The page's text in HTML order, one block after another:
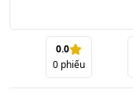
Một khi xuyên qua
thành Lôi Mộng Sát
tỉnh "Sủng thê
có thể biến cường!
0.0
0phiếu